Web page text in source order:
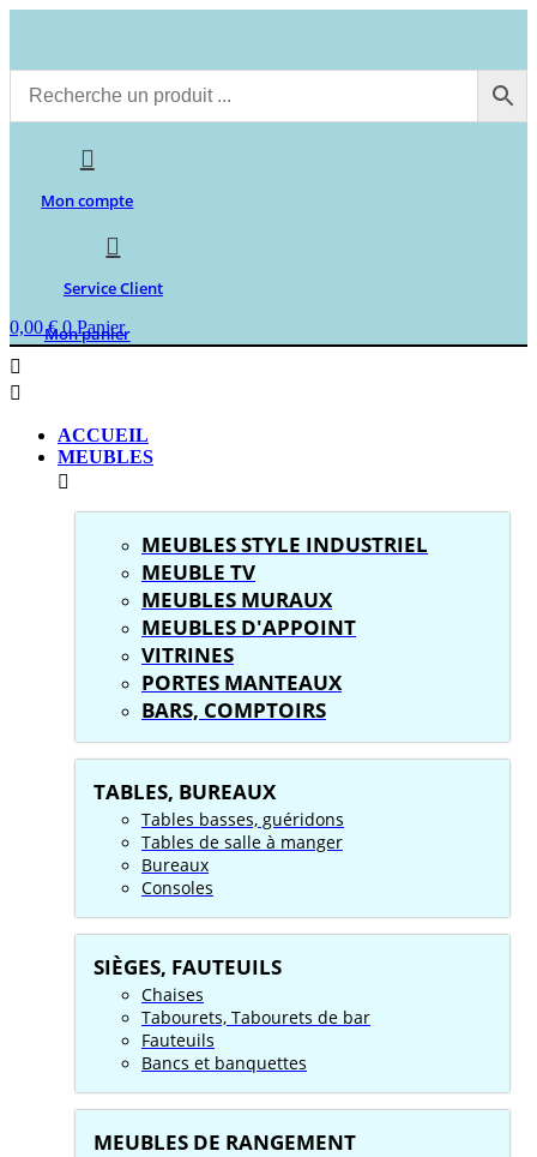
Mon compte
Service Client
0,00€ 0 Panier
Mon panier
ACCUEIL
MEUBLES
MEUBLES STYLE INDUSTRIEL
MEUBLE TV
MEUBLES MURAUX
MEUBLES D'APPOINT
VITRINES
PORTES MANTEAUX
BARS, COMPTOIRS
TABLES, BUREAUX
Tables basses, guéridons
Tables de salle à manger
Bureaux
Consoles
SIÈGES, FAUTEUILS
Chaises
Tabourets, Tabourets de bar
Fauteuils
Bancs et banquettes
MEUBLES DE RANGEMENT